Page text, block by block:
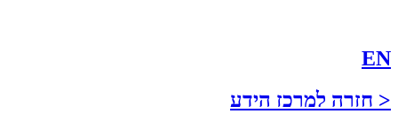
EN
< חזרה למרכז הידע